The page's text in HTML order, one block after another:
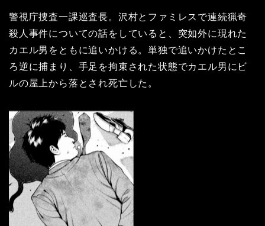
警視庁捜査一課巡査長。沢村とファミレスで連続猟奇
殺人事件についての話をしていると、突如外に現れた
カエル男をともに追いかける。単独で追いかけたとこ
ろ逆に捕まり、手足を拘束された状態でカエル男にビ
ルの屋上から落とされ死亡した。